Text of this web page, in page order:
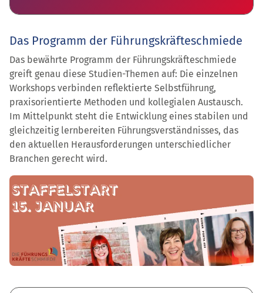
Das Programm der Führungskräfteschmiede
Das bewährte Programm der Führungskräfteschmiede
greift genau diese Studien-Themen auf: Die einzelnen
Workshops verbinden reflektierte Selbstführung,
praxisorientierte Methoden und kollegialen Austausch.
Im Mittelpunkt steht die Entwicklung eines stabilen und
gleichzeitig lernbereiten Führungsverständnisses, das
den aktuellen Herausforderungen unterschiedlicher
Branchen gerecht wird.